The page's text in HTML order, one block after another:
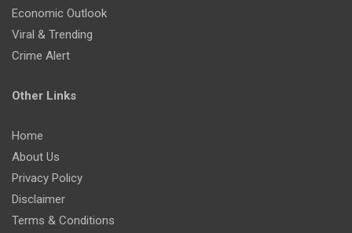
Economic Outlook
Viral & Trending
Crime Alert
Other Links
Home
About Us
Privacy Policy
Disclaimer
Terms & Conditions